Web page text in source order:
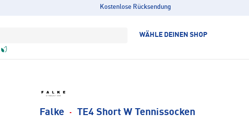
Kostenlose Rücksendung
WÄHLE DEINEN SHOP
Falke · TE4 Short W Tennissocken